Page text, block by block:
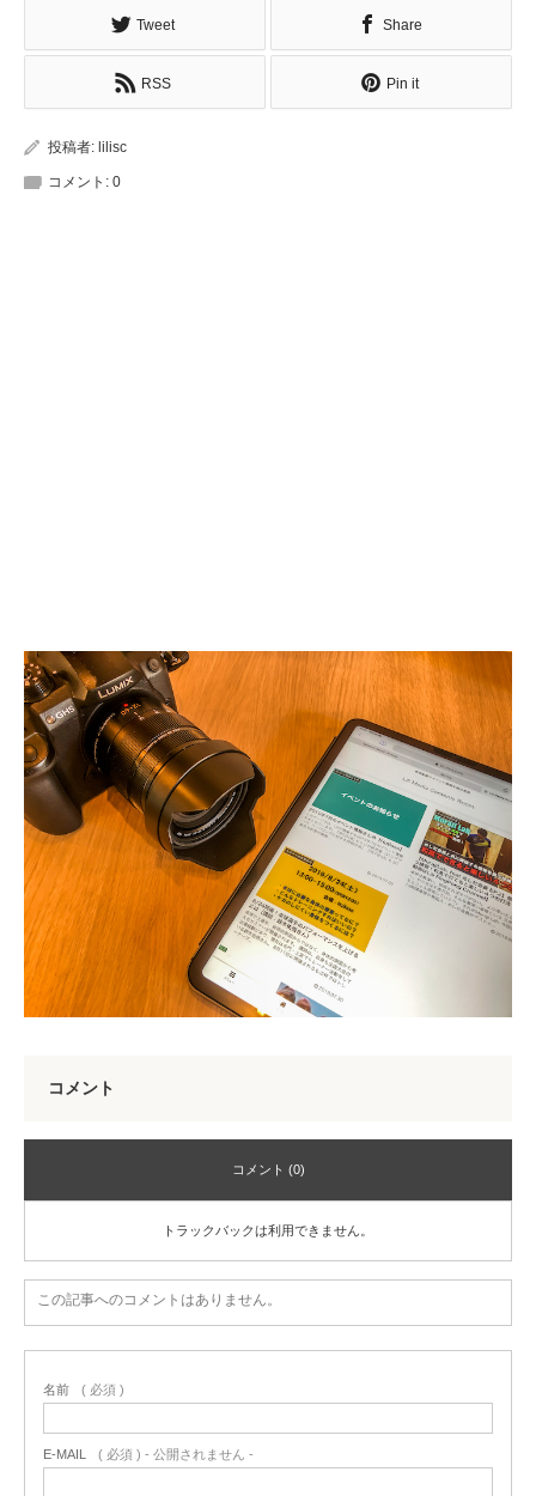
Tweet Share
RSS Pin it
投稿者: lilisc
コメント: 0
コメント
コメント (0)
トラックバックは利用できません。
この記事へのコメントはありません。
名前 ( 必須 )
E-MAIL ( 必須 ) - 公開されません -